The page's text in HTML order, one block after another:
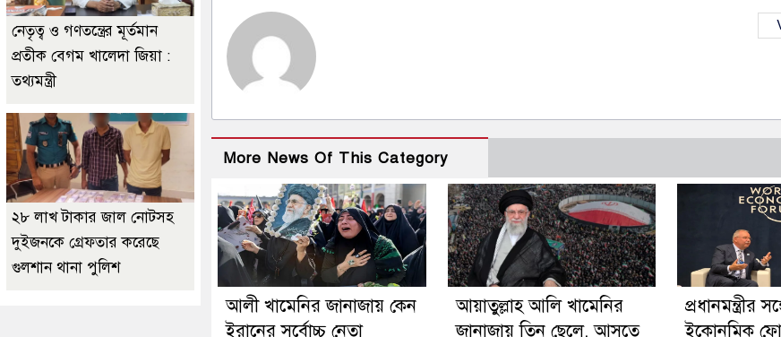
More News Of This Category
আলী খামেনির জানাজায় কেন
ইরানের সর্বোচ্চ নেতা
আয়াতুল্লাহ আলি খামেনির
জানাজায় তিন ছেলে, আসতে
প্রধানমন্ত্রীর
ইকোনমিক
নেতৃত্ব ও গণতন্ত্রের মূর্তমান
প্রতীক বেগম খালেদা জিয়া :
তথ্যমন্ত্রী
২৮ লাখ টাকার জাল নোটসহ
দুইজনকে গ্রেফতার করেছে
গুলশান থানা পুলিশ